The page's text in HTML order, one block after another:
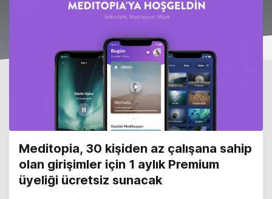
Meditopia, 30 kişiden az çalışana sahip
olan girişimler için 1 aylık Premium
üyeliği ücretsiz sunacak